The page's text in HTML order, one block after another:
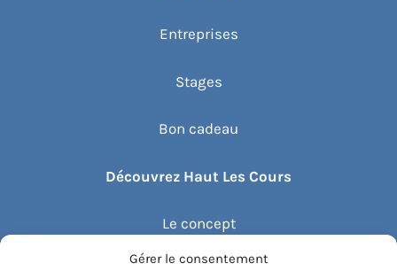
Gérer le consentement
Entreprises
Stages
Bon cadeau
Découvrez Haut Les Cours
Le concept